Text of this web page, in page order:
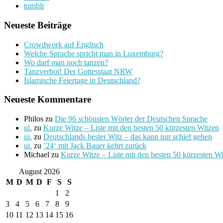
tumblr
Neueste Beiträge
Crowdwork auf Englisch
Welche Sprache spricht man in Luxemburg?
Wo darf man noch tanzen?
Tanzverbot! Der Gottesstaat NRW
Islamische Feiertage in Deutschland?
Neueste Kommentare
Philos zu Die 96 schönsten Wörter der Deutschen Sprache
ui. zu Kurze Witze – Liste mit den besten 50 kürzesten Witzen
ui. zu Deutschlands bester Witz – das kann nur schief gehen
ui. zu ’24‘ mit Jack Bauer kehrt zurück
Michael zu Kurze Witze – Liste mit den besten 50 kürzesten
August 2026
M D M D F S
S
1
2
3
4 5 6 7 8
9
10 11 12 13 14 15 16